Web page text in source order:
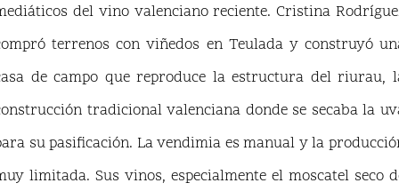
del vino valenciano reciente. Cristina
terrenos con viñedos en Teulada y construyó
de campo que reproduce la estructura del riurau,
tradicional valenciana donde se secaba la
su pasificación. La vendimia es manual y la
limitada. Sus vinos, especialmente el moscatel seco